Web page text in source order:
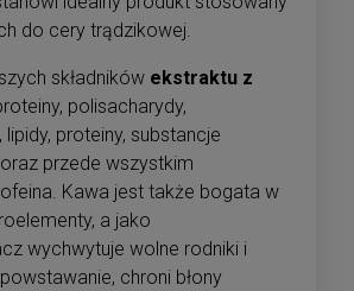
do cery trądzikowej.
składników ekstraktu z
polisacharydy,
proteiny, substancje
przede wszystkim
Kawa jest także bogata w
a jako
wychwytuje wolne rodniki i
chroni błony